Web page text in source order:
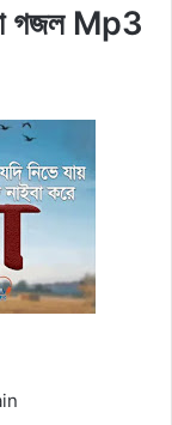
গজল Mp3